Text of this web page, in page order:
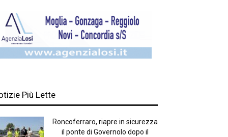
Più Lette
Roncoferraro, riapre in sicurezza
il ponte di Governolo dopo il